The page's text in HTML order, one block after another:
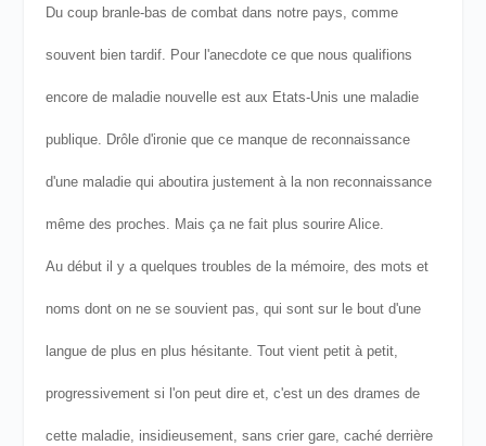
Du coup branle-bas de combat dans notre pays, comme
souvent bien tardif. Pour l'anecdote ce que nous qualifions
encore de maladie nouvelle est aux Etats-Unis une maladie
publique. Drôle d'ironie que ce manque de reconnaissance
d'une maladie qui aboutira justement à la non reconnaissance
même des proches. Mais ça ne fait plus sourire Alice.
Au début il y a quelques troubles de la mémoire, des mots et
noms dont on ne se souvient pas, qui sont sur le bout d'une
langue de plus en plus hésitante. Tout vient petit à petit,
progressivement si l'on peut dire et, c'est un des drames de
cette maladie, insidieusement, sans crier gare, caché derrière